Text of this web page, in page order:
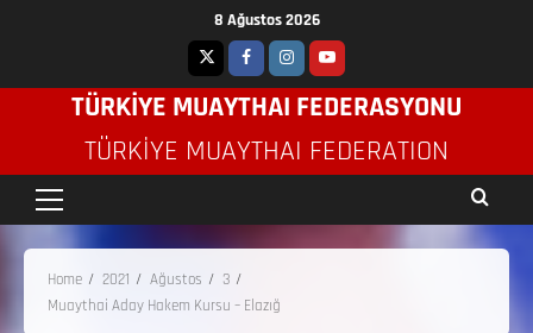
8 Ağustos 2026
TÜRKİYE MUAYTHAI FEDERASYONU
TÜRKIYE MUAYTHAI FEDERATION
Home 2021 Ağustos
3
Muaythai Aday Hakem Kursu – Elazığ